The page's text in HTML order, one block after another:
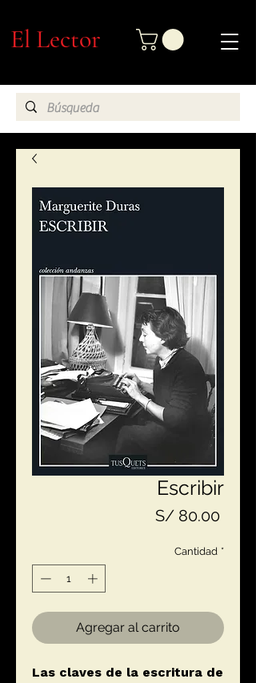
El Lector
Escribir
S/ 80.00Precio
Cantidad *
Agregar al carrito
Las claves de la escritura de